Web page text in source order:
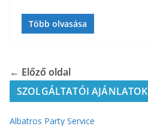
Több olvasása
← Előző oldal
SZOLGÁLTATÓI AJÁNLATOK
Albatros Party Service